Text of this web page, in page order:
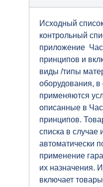
Исходный
контрольный
приложение
принципов и
виды /типы
оборудования,
применяются
описанные в
принципов.
списка в случае
автоматически
применение
их назначения.
включает